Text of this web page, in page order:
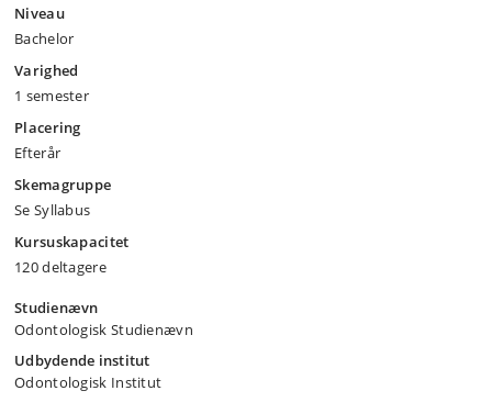
Niveau
Bachelor
Varighed
1 semester
Placering
Efterår
Skemagruppe
Se Syllabus
Kursuskapacitet
120 deltagere
Studienævn
Odontologisk Studienævn
Udbydende institut
Odontologisk Institut